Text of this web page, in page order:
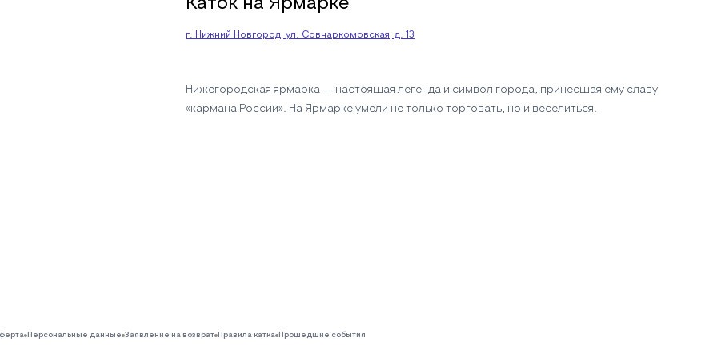
г. Нижний Новгород, ул. Совнаркомовская, д. 13
Нижегородская ярмарка — настоящая легенда и символ города, принесшая ему славу
«кармана России». На Ярмарке умели не только торговать, но и веселиться.
Персональные данные Заявление на возврат Правила катка Прошедшие события